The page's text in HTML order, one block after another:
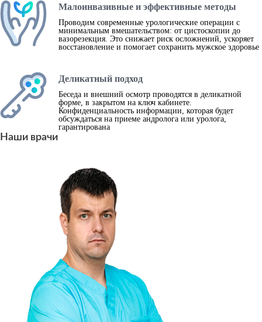
Малоинвазивные и эффективные методы
Проводим современные урологические операции с
минимальным вмешательством: от цистоскопии до
вазорезекция. Это снижает риск осложнений, ускоряет
восстановление и помогает сохранить мужское здоровье
Деликатный подход
Беседа и внешний осмотр проводятся в деликатной
форме, в закрытом на ключ кабинете.
Конфиденциальность информации, которая будет
обсуждаться на приеме андролога или уролога,
гарантирована
Наши врачи